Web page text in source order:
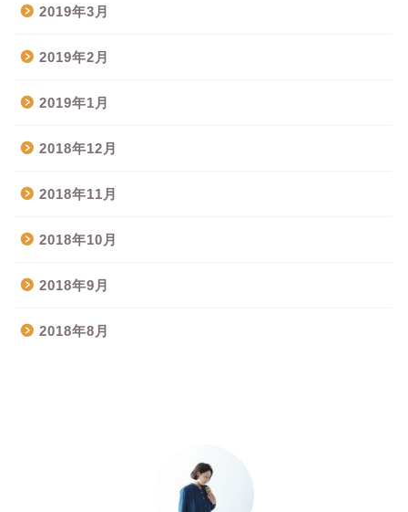
2019年3月
2019年2月
2019年1月
2018年12月
2018年11月
2018年10月
2018年9月
2018年8月